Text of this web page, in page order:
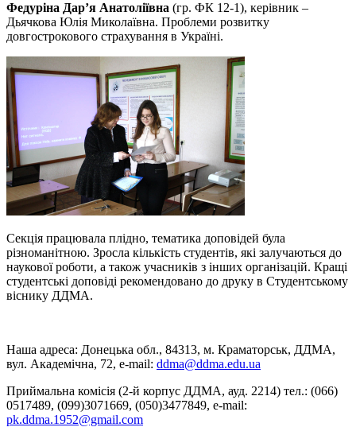
Федуріна Дар’я Анатоліївна (гр. ФК 12-1), керівник –
Дьячкова Юлія Миколаївна. Проблеми розвитку
довгострокового страхування в Україні.
Секція працювала плідно, тематика доповідей була
різноманітною. Зросла кількість студентів, які залучаються до
наукової роботи, а також учасників з інших організацій. Кращі
студентські доповіді рекомендовано до друку в Студентському
віснику ДДМА.
Наша адреса: Донецька обл., 84313, м. Краматорськ, ДДМА,
вул. Академічна, 72, е-mail: ddma@ddma.edu.ua
Приймальна комісія (2-й корпус ДДМА, ауд. 2214) тел.: (066)
0517489, (099)3071669, (050)3477849, e-mail:
pk.ddma.1952@gmail.com